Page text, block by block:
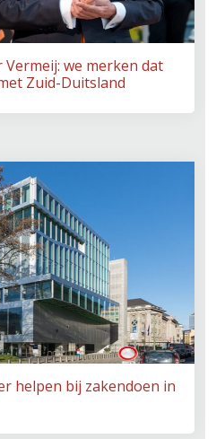
we merken dat
Zuid-Duitsland
helpen bij zakendoen in